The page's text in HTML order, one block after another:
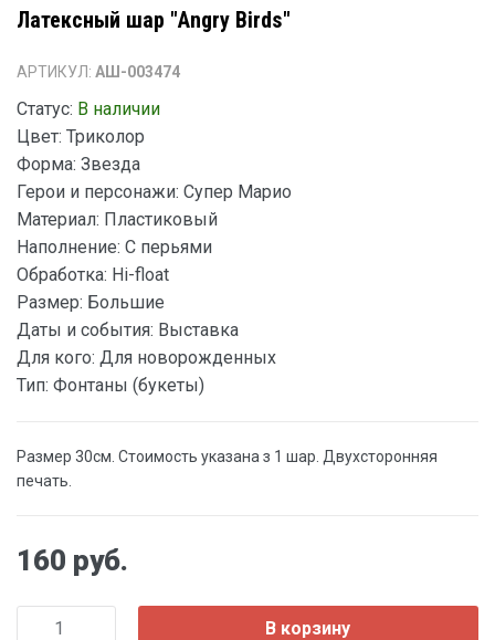
Латексный шар "Angry Birds"
АРТИКУЛ: АШ-003474
Статус: В наличии
Цвет: Триколор
Форма: Звезда
Герои и персонажи: Супер Марио
Материал: Пластиковый
Наполнение: С перьями
Обработка: Hi-float
Размер: Большие
Даты и события: Выставка
Для кого: Для новорожденных
Тип: Фонтаны (букеты)
Размер 30см. Стоимость указана з 1 шар. Двухсторонняя
печать.
160 руб.
В корзину